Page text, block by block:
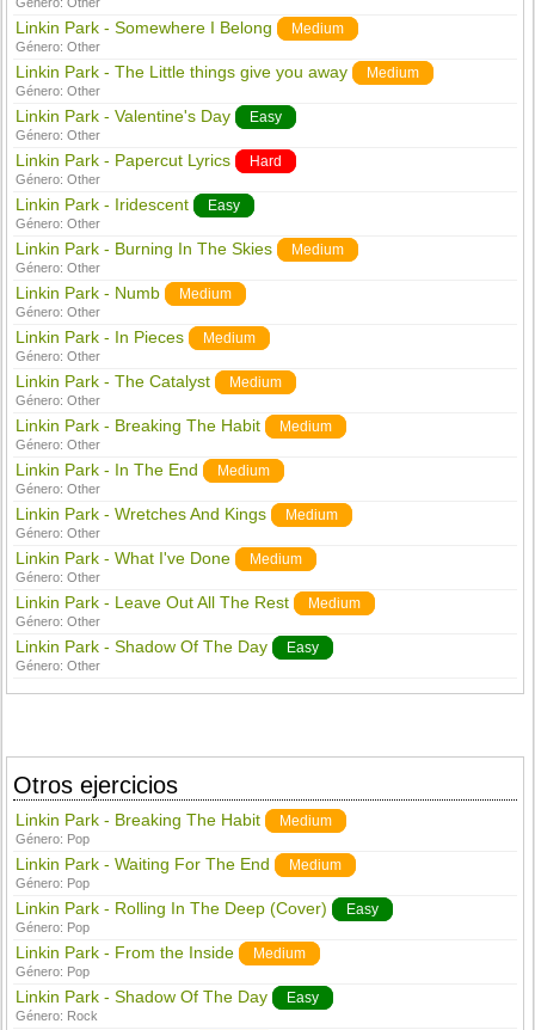
Linkin Park - Somewhere I Belong Medium
Género:Other
Linkin Park - The Little things give you away Medium
Género:Other
Linkin Park - Valentine's Day Easy
Género:Other
Linkin Park - Papercut Lyrics Hard
Género:Other
Linkin Park - Iridescent Easy
Género:Other
Linkin Park - Burning In The Skies Medium
Género:Other
Linkin Park - Numb Medium
Género:Other
Linkin Park - In Pieces Medium
Género:Other
Linkin Park - The Catalyst Medium
Género:Other
Linkin Park - Breaking The Habit Medium
Género:Other
Linkin Park - In The End Medium
Género:Other
Linkin Park - Wretches And Kings Medium
Género:Other
Linkin Park - What I've Done Medium
Género:Other
Linkin Park - Leave Out All The Rest Medium
Género:Other
Linkin Park - Shadow Of The Day Easy
Género:Other
Otros ejercicios
Linkin Park - Breaking The Habit Medium
Género: Pop
Linkin Park - Waiting For The End Medium
Género: Pop
Linkin Park - Rolling In The Deep (Cover) Easy
Género: Pop
Linkin Park - From the Inside Medium
Género: Pop
Linkin Park - Shadow Of The Day Easy
Género: Rock